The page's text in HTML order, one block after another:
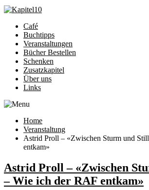
Café
Buchtipps
Veranstaltungen
Bücher Bestellen
Schenken
Zusatzkapitel
Über uns
Links
Home
Veranstaltung
Astrid Proll – «Zwischen Sturm und
entkam»
Astrid Proll – «Zwischen
– Wie ich der RAF entkam»